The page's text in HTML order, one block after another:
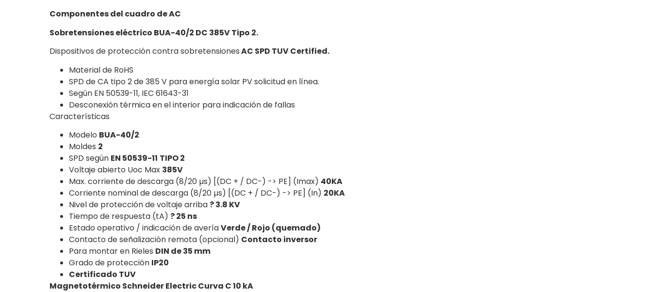
Componentes del cuadro de AC
Sobretensiones eléctrico BUA-40/2 DC 385V Tipo 2.
Dispositivos de protección contra sobretensionesAC SPD TUV Certified.
Material de RoHS
SPD de CA tipo 2 de 385 V para energía solar PV solicitud en línea.
Según EN 50539-11, IEC 61643-31
Desconexión térmica en el interior para indicación de fallas
Características
Modelo BUA-40/2
Moldes 2
SPD según EN 50539-11 TIPO 2
Voltaje abierto Uoc Max 385V
Max. corriente de descarga (8/20 µs) [(DC + / DC-) -> PE] (Imax) 40KA
Corriente nominal de descarga (8/20 µs) [(DC + / DC-) -> PE] (In) 20KA
Nivel de protección de voltaje arriba ? 3.8 KV
Tiempo de respuesta (tA) ? 25 ns
Estado operativo / indicación de averíaVerde / Rojo (quemado)
Contacto de señalización remota (opcional) Contacto inversor
Para montar en Rieles DIN de 35 mm
Grado de protección IP20
Certificado TUV
Magnetotérmico Schneider Electric Curva C 10 kA